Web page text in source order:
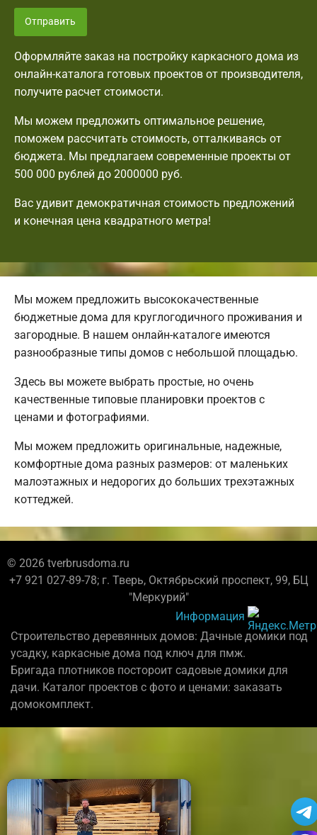
Отправить
Оформляйте заказ на постройку каркасного дома из
онлайн-каталога готовых проектов от производителя,
получите расчет стоимости.
Мы можем предложить оптимальное решение,
поможем рассчитать стоимость, отталкиваясь от
бюджета. Мы предлагаем современные проекты от
500 000 рублей до 2000000 руб.
Вас удивит демократичная стоимость предложений
и конечная цена квадратного метра!
Мы можем предложить высококачественные
бюджетные дома для круглогодичного проживания и
загородные. В нашем онлайн-каталоге имеются
разнообразные типы домов с небольшой площадью.
Здесь вы можете выбрать простые, но очень
качественные типовые планировки проектов с
ценами и фотографиями.
Мы можем предложить оригинальные, надежные,
комфортные дома разных размеров: от маленьких
малоэтажных и недорогих до больших трехэтажных
коттеджей.
© 2026 tverbrusdoma.ru
+7 921 027-89-78; г. Тверь, Октябрьский проспект, 99, БЦ
"Меркурий"
Информация
Строительство деревянных домов: Дачные домики под
усадку, каркасные дома под ключ для пмж.
Бригада плотников постороит садовые домики для
дачи. Каталог проектов с фото и ценами: заказать
домокомплект.